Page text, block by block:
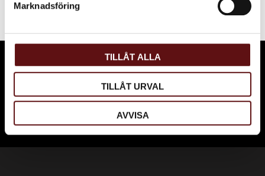
Marknadsföring
TILLÅT ALLA
TILLÅT URVAL
AVVISA
PRENUMERERA PÅ VÅRT NYHETSBREV OCH BLI
Dina personuppgifter behandlas i enlighet med vårintegritetspolicy.